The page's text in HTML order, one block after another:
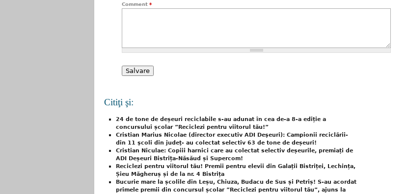
Comment *
Citiţi şi:
24 de tone de deșeuri reciclabile s-au adunat în cea de-a 8-a ediție a
concursului școlar ”Reciclezi pentru viitorul tău!”
Cristian Marius Nicolae (director executiv ADI Deşeuri): Campionii reciclării-
din 11 şcoli din judeţ- au colectat selectiv 63 de tone de deșeuri!
Cristian Niculae: Copiii harnici care au colectat selectiv deșeurile, premiați de
ADI Deșeuri Bistrița-Năsăud și Supercom!
Reciclezi pentru viitorul tău! Premii pentru elevii din Galații Bistriței, Lechința,
Șieu Măgheruș și de la nr. 4 Bistrița
Bucurie mare la școlile din Leșu, Chiuza, Budacu de Sus și Petriș! S-au acordat
primele premii din concursul școlar ”Reciclezi pentru viitorul tău”, ajuns la